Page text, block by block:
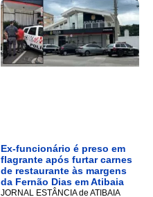
Ex-funcionário é preso em
flagrante após furtar carnes
de restaurante às margens
da Fernão Dias em Atibaia
JORNAL ESTÂNCIA de ATIBAIA